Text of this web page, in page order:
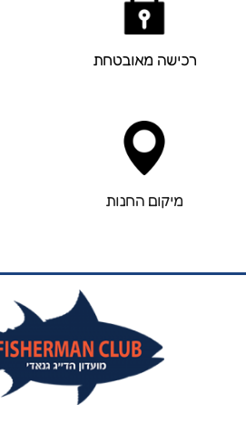
רכישה מאובטחת
מיקום החנות